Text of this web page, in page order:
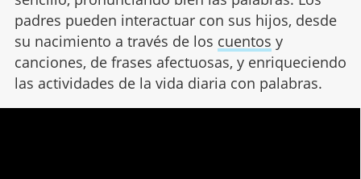
padres pueden interactuar con sus hijos, desde
su nacimiento a través de los cuentos y
canciones, de frases afectuosas, y enriqueciendo
las actividades de la vida diaria con palabras.